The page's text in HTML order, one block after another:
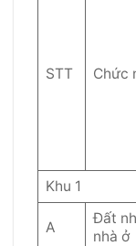
STT Chức
Khu 1
A
Đất
nhà ở